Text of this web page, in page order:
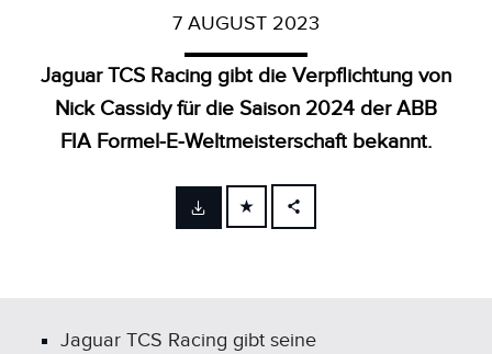
7 AUGUST 2023
Jaguar TCS Racing gibt die Verpflichtung von
Nick Cassidy für die Saison 2024 der ABB
FIA Formel‑E‑Weltmeisterschaft bekannt.
FACEBOOK
SHARE
Jaguar TCS Racing gibt seine